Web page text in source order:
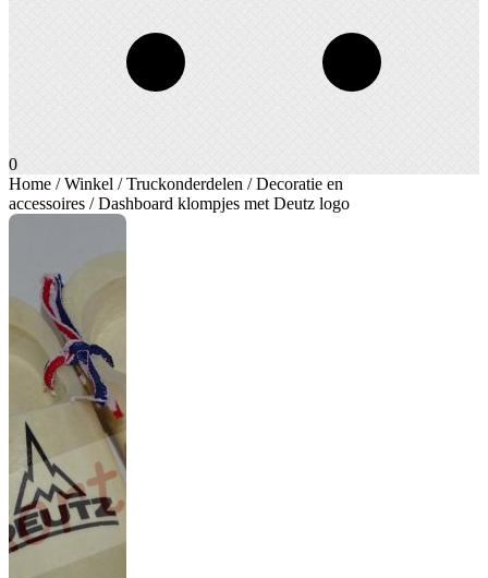
0
Home /Winkel /Truckonderdelen /Decoratie en
accessoires / Dashboard klompjes met Deutz logo